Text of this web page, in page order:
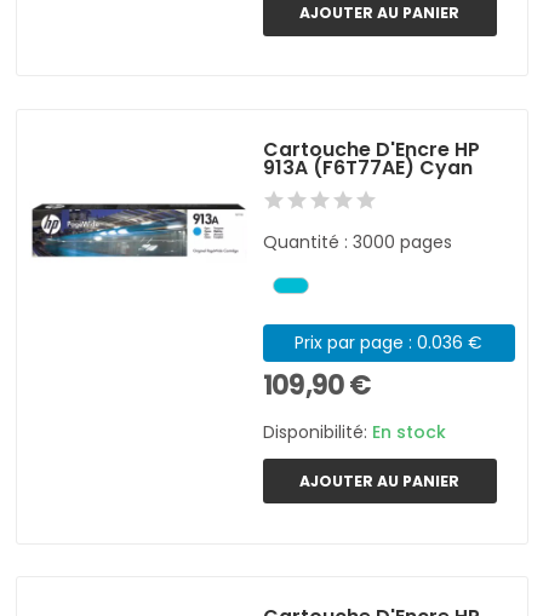
AJOUTER AU PANIER
Cartouche D'Encre HP
913A (F6T77AE) Cyan
Quantité : 3000 pages
Prix par page : 0.036 €
109,90 €
Disponibilité: En stock
AJOUTER AU PANIER